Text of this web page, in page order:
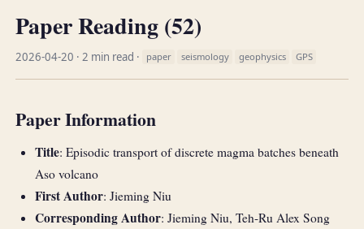
Paper Reading (52)
2026-04-20 · 2 min read · paper seismology geophysics GPS
Paper Information
Title: Episodic transport of discrete magma batches beneath
Aso volcano
First Author: Jieming Niu
Corresponding Author: Jieming Niu, Teh-Ru Alex Song